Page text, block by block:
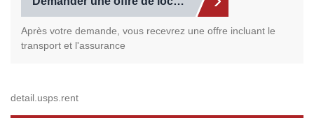
Après votre demande, vous recevrez une offre incluant le
transport et l'assurance
detail.usps.rent